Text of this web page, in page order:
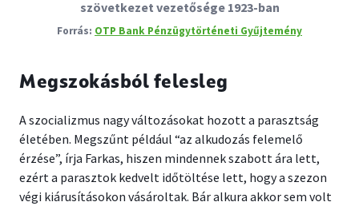
szövetkezet vezetősége 1923-ban
OTP Bank Pénzügytörténeti Gyűjtemény
Megszokásból felesleg
A szocializmus nagy változásokat hozott a parasztság
életében. Megszűnt például “az alkudozás felemelő
érzése”, írja Farkas, hiszen mindennek szabott ára lett,
ezért a parasztok kedvelt időtöltése lett, hogy a szezon
végi kiárusításokon vásároltak. Bár alkura akkor sem volt